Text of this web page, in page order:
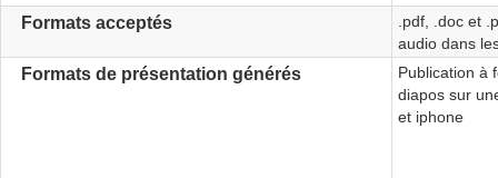
Formats acceptés
.pdf, .doc et
audio dans
Formats de présentation générés
Publication à
diapos sur
et iphone